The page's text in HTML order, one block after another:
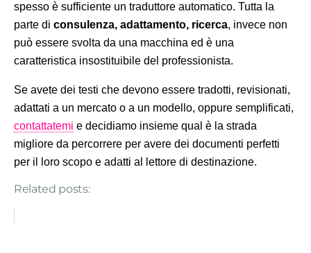
spesso è sufficiente un traduttore automatico. Tutta la
parte di consulenza, adattamento, ricerca, invece non
può essere svolta da una macchina ed è una
caratteristica insostituibile del professionista.
Se avete dei testi che devono essere tradotti, revisionati,
adattati a un mercato o a un modello, oppure semplificati,
contattatemi e decidiamo insieme qual è la strada
migliore da percorrere per avere dei documenti perfetti
per il loro scopo e adatti al lettore di destinazione.
Related posts: